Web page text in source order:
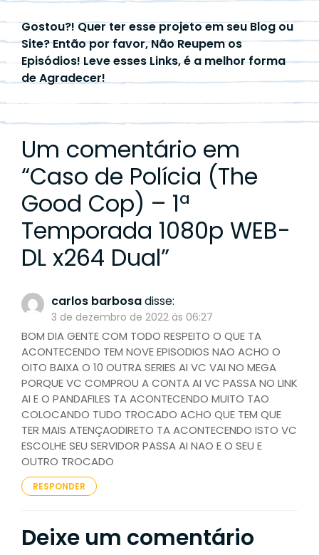
Gostou?! Quer ter esse projeto em seu Blog ou
Site? Então por favor, Não Reupem os
Episódios! Leve esses Links, é a melhor forma
de Agradecer!
Um comentário em
“Caso de Polícia (The
Good Cop) – 1ª
Temporada 1080p WEB-
DL x264 Dual”
carlos barbosadisse:
3 de dezembro de 2022 às 06:27
BOM DIA GENTE COM TODO RESPEITO O QUE TA
ACONTECENDO TEM NOVE EPISODIOS NAO ACHO O
OITO BAIXA O 10 OUTRA SERIES AI VC VAI NO MEGA
PORQUE VC COMPROU A CONTA AI VC PASSA NO LINK
AI E O PANDAFILES TA ACONTECENDO MUITO TAO
COLOCANDO TUDO TROCADO ACHO QUE TEM QUE
TER MAIS ATENÇAODIRETO TA ACONTECENDO ISTO VC
ESCOLHE SEU SERVIDOR PASSA AI NAO E O SEU E
OUTRO TROCADO
RESPONDER
Deixe um comentário